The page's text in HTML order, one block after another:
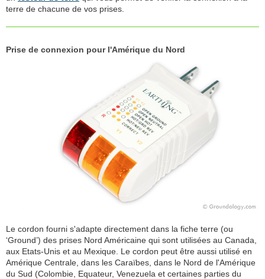
terre de chacune de vos prises.
Prise de connexion pour l'Amérique du Nord
Le cordon fourni s'adapte directement dans la fiche terre (ou
‘Ground’) des prises Nord Américaine qui sont utilisées au Canada,
aux Etats-Unis et au Mexique. Le cordon peut être aussi utilisé en
Amérique Centrale, dans les Caraïbes, dans le Nord de l'Amérique
du Sud (Colombie, Equateur, Venezuela et certaines parties du